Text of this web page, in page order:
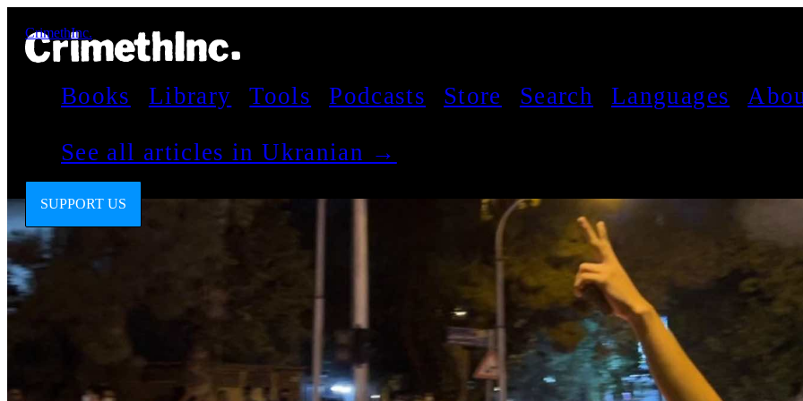
CrimethInc.
Books Library Tools Podcasts Store Search Languages
See all articles in Ukranian →
SUPPORT US